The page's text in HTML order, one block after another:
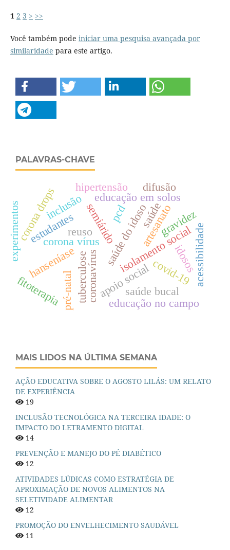
1 2 3 > >>
Você também pode iniciar uma pesquisa avançada por
similaridade para este artigo.
PALAVRAS-CHAVE
corona vírus isolamento social
semiárido
estudantes
apoio social
saúde do idoso
educação em solos
corona drops
coronavírus
experimentos
hipertensão
covid-19
saúde
artesanato
reuso
tuberculose
hanseníase idosos
inclusão
acessibilidade
pcd
educação no campo
fitoterapiapré-natal
gravidez
saúde bucal
difusão
MAIS LIDOS NA ÚLTIMA SEMANA
AÇÃO EDUCATIVA SOBRE O AGOSTO LILÁS: UM RELATO
DE EXPERIÊNCIA
19
INCLUSÃO TECNOLÓGICA NA TERCEIRA IDADE: O
IMPACTO DO LETRAMENTO DIGITAL
14
PREVENÇÃO E MANEJO DO PÉ DIABÉTICO
12
ATIVIDADES LÚDICAS COMO ESTRATÉGIA DE
APROXIMAÇÃO DE NOVOS ALIMENTOS NA
SELETIVIDADE ALIMENTAR
12
PROMOÇÃO DO ENVELHECIMENTO SAUDÁVEL
11